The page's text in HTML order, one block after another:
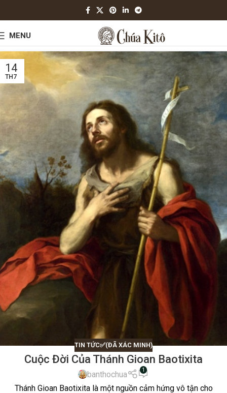
MENU
14
TH7
TIN TỨC✅(ĐÃ XÁC MINH)
Cuộc Đời Của Thánh Gioan Baotixita
banthochua 1
Thánh Gioan Baotixita là một nguồn cảm hứng vô tận cho